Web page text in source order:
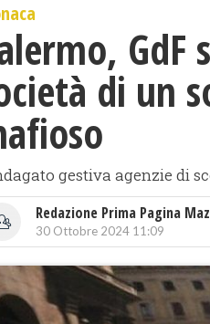
di un
gestiva agenzie di
Redazione Prima Pagina
30 Ottobre 2024 11:09